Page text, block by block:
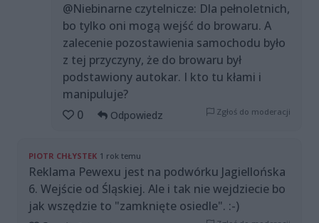
@Niebinarne czytelnicze: Dla pełnoletnich,
bo tylko oni mogą wejść do browaru. A
zalecenie pozostawienia samochodu było
z tej przyczyny, że do browaru był
podstawiony autokar. I kto tu kłami i
manipuluje?
0
Odpowiedz Zgłoś do moderacji
PIOTR CHŁYSTEK 1 rok temu
Reklama Pewexu jest na podwórku Jagiellońska
6. Wejście od Śląskiej. Ale i tak nie wejdziecie bo
jak wszędzie to "zamknięte osiedle". :-)